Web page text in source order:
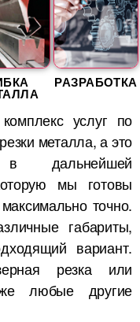
РАЗРАБОТКА
услуг по
металла, а это
дальнейшей
мы готовы
точно.
габариты,
вариант.
резка или
любые другие